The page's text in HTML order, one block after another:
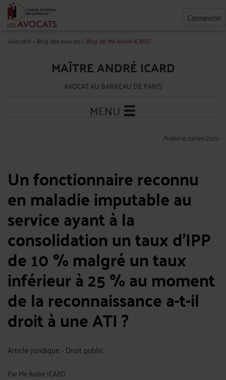
Connexion
Avocat.fr>Blog des avocats>Blog de Me André ICARD
MAÎTRE ANDRÉ ICARD
AVOCAT AU BARREAU DE PARIS
MENU
Publié le 03/09/2025
Un fonctionnaire reconnu
en maladie imputable au
service ayant à la
consolidation un taux d’IPP
de 10 % malgré un taux
inférieur à 25 % au moment
de la reconnaissance a-t-il
droit à une ATI ?
Article juridique - Droit public
ParMe André ICARD